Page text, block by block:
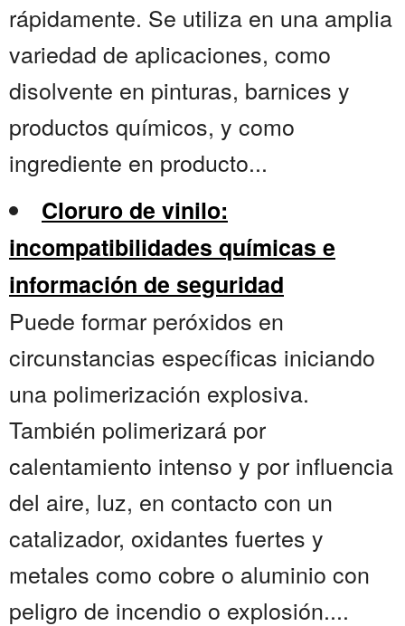
rápidamente. Se utiliza en una amplia
variedad de aplicaciones, como
disolvente en pinturas, barnices y
productos químicos, y como
ingrediente en producto...
Cloruro de vinilo:
incompatibilidades químicas e
información de seguridad
Puede formar peróxidos en
circunstancias específicas iniciando
una polimerización explosiva.
También polimerizará por
calentamiento intenso y por influencia
del aire, luz, en contacto con un
catalizador, oxidantes fuertes y
metales como cobre o aluminio con
peligro de incendio o explosión....